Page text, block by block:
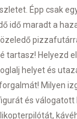
Épp csak
idő maradt a
tartasz! Helyezd
helyet és
Milyen
és